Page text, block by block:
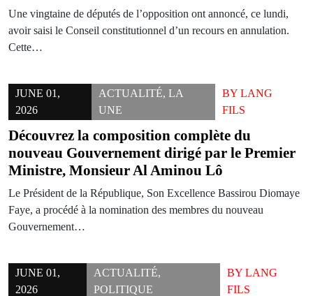
Une vingtaine de députés de l’opposition ont annoncé, ce lundi,
avoir saisi le Conseil constitutionnel d’un recours en annulation.
Cette…
JUNE 01,
2026
ACTUALITÉ, LA
UNE
BYLANG
FILS
Découvrez la composition complète du
nouveau Gouvernement dirigé par le Premier
Ministre, Monsieur Al Aminou Lô
Le Président de la République, Son Excellence Bassirou Diomaye
Faye, a procédé à la nomination des membres du nouveau
Gouvernement…
JUNE 01,
2026
ACTUALITÉ,
POLITIQUE
BYLANG
FILS